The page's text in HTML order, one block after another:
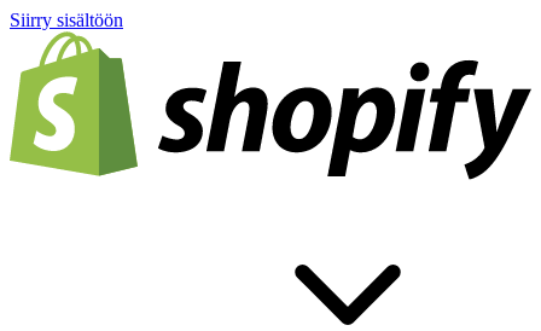
Siirry sisältöön